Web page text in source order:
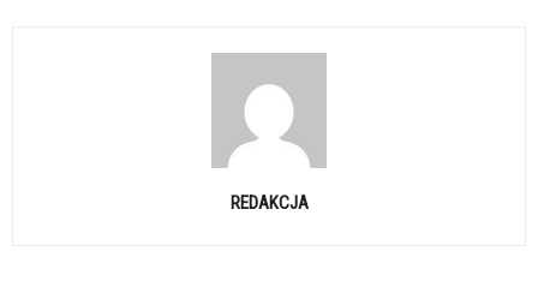
REDAKCJA